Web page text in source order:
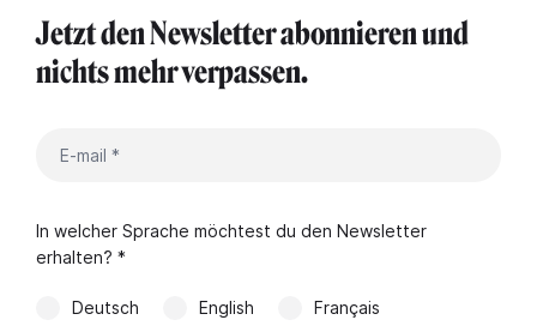
Jetzt den Newsletter abonnieren und
nichts mehr verpassen.
In welcher Sprache möchtest du den Newsletter
erhalten? *
Deutsch English Français